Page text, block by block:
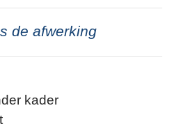
de afwerking
kader